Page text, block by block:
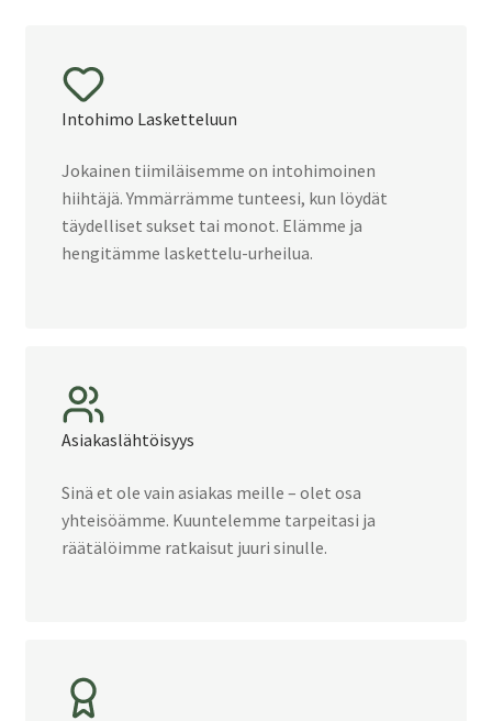
Intohimo Lasketteluun
Jokainen tiimiläisemme on intohimoinen
hiihtäjä. Ymmärrämme tunteesi, kun löydät
täydelliset sukset tai monot. Elämme ja
hengitämme laskettelu-urheilua.
Asiakaslähtöisyys
Sinä et ole vain asiakas meille – olet osa
yhteisöämme. Kuuntelemme tarpeitasi ja
räätälöimme ratkaisut juuri sinulle.